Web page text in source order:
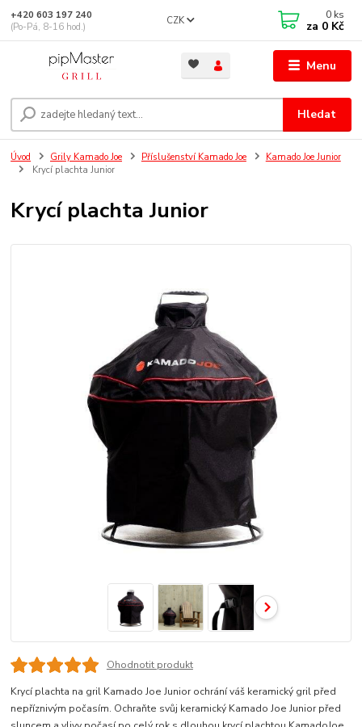
Menu
CZK
Hledat
+420 603 197 240
(Po-Pá, 8-16 hod.)
0 ks
za 0 Kč
Úvod Grily Kamado Joe Příslušenství Kamado Joe
Kamado Joe Junior
Krycí plachta Junior
Krycí plachta Junior
Ohodnotit produkt
Krycí plachta na gril Kamado Joe Junior ochrání váš keramický gril před
nepříznivým počasím. Ochraňte svůj keramický Kamado Joe Junior před